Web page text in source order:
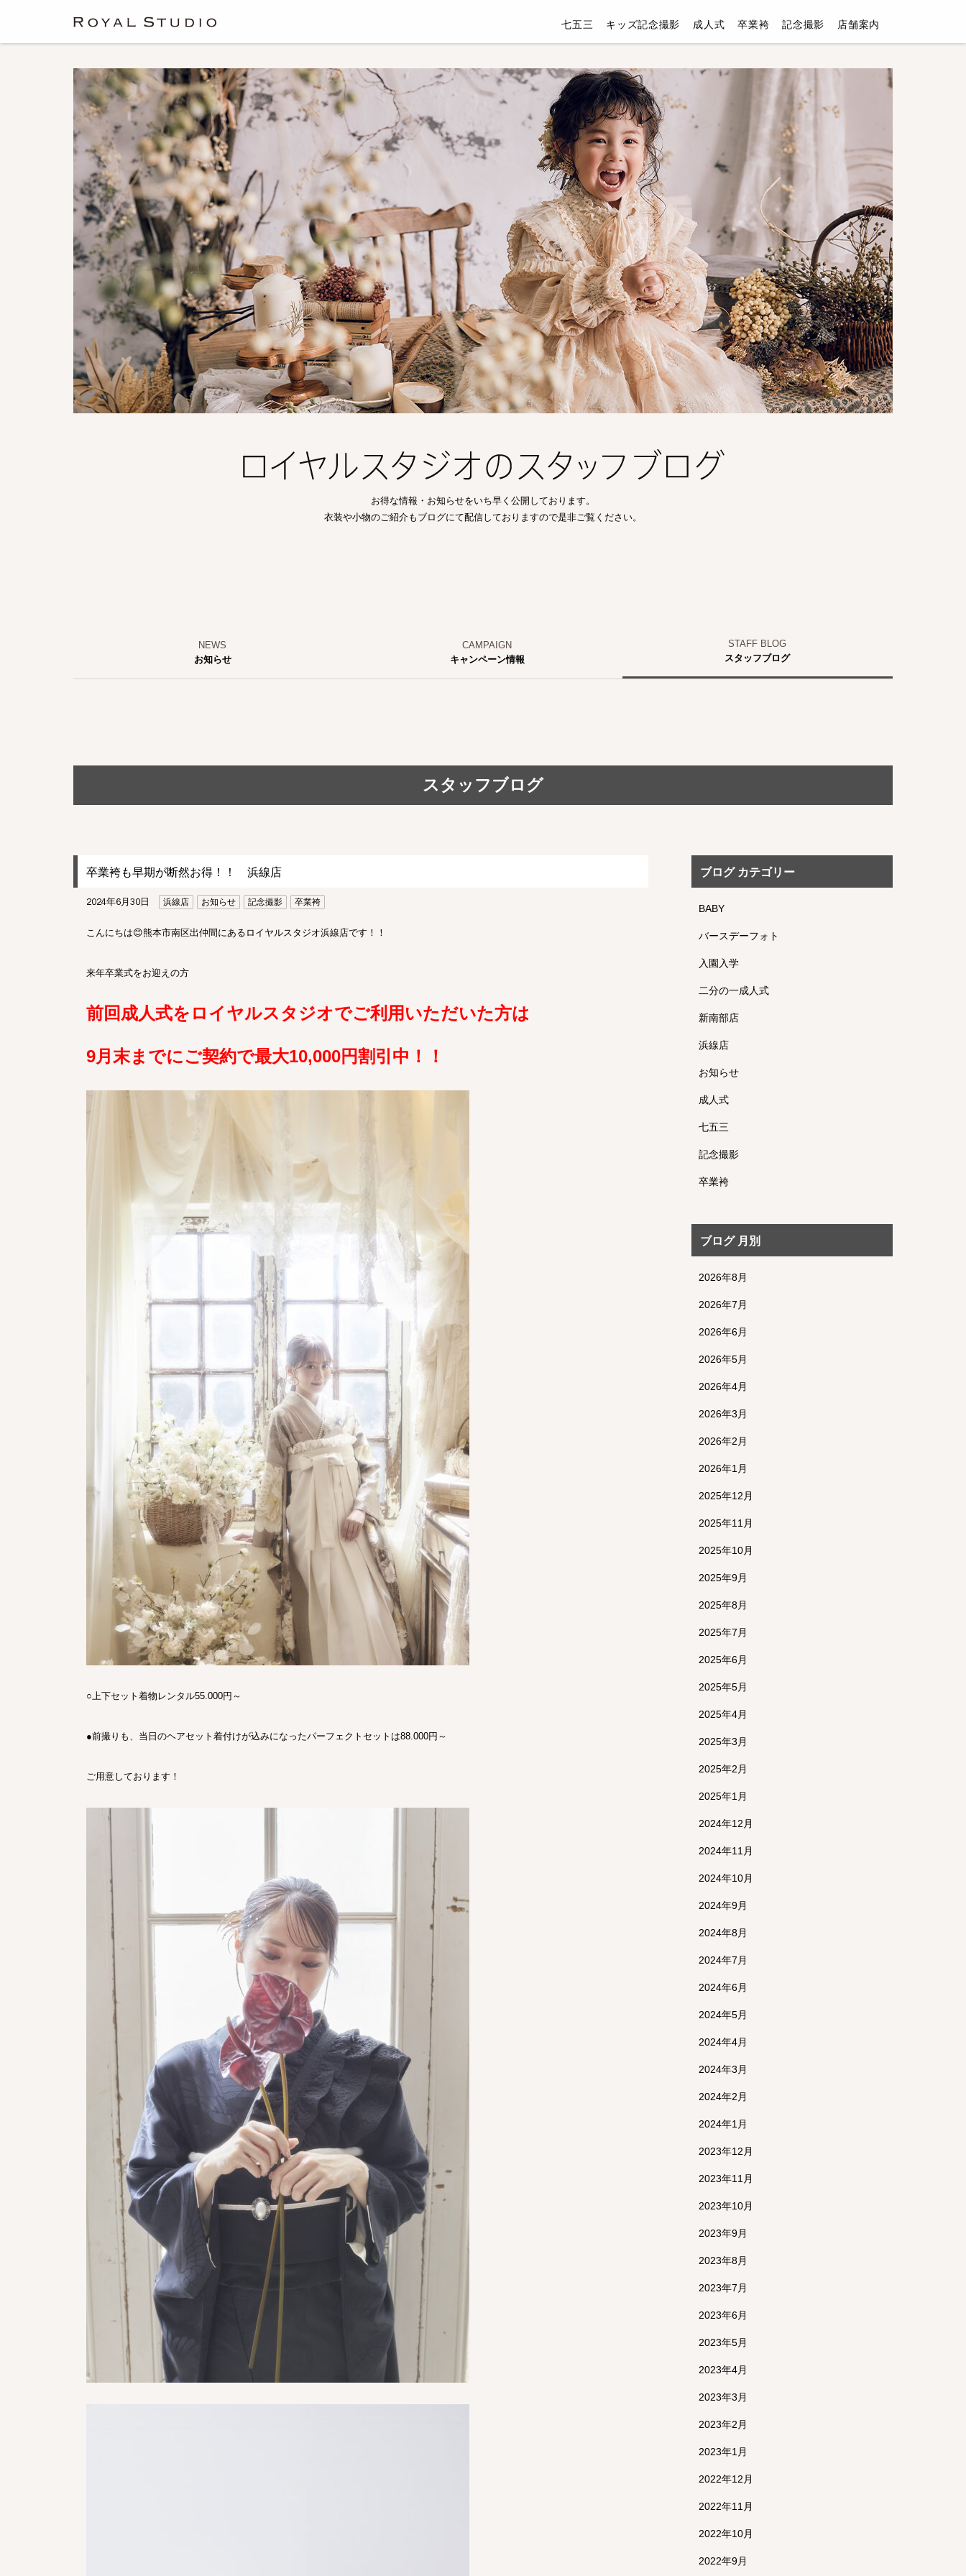
店舗案内
記念撮影
卒業袴
成人式
キッズ記念撮影
七五三
お得な情報・お知らせをいち早く公開しております。
衣装や小物のご紹介もブログにて配信しておりますので是非ご覧ください。
お知らせ キャンペーン情報 スタッフブログ
スタッフブログ
卒業袴も早期が断然お得！！ 浜線店
2024年6月30日 浜線店 お知らせ 記念撮影 卒業袴
こんにちは😊熊本市南区出仲間にあるロイヤルスタジオ浜線店です！！
来年卒業式をお迎えの方
前回成人式をロイヤルスタジオでご利用いただいた方は
9月末までにご契約で最大10,000円割引中！！
○上下セット着物レンタル55.000円～
●前撮りも、当日のヘアセット着付けが込みになったパーフェクトセットは88.000円～
ご用意しております！
ブログ カテゴリー
BABY
バースデーフォト
入園入学
二分の一成人式
新南部店
浜線店
お知らせ
成人式
七五三
記念撮影
卒業袴
ブログ 月別
2026年8月
2026年7月
2026年6月
2026年5月
2026年4月
2026年3月
2026年2月
2026年1月
2025年12月
2025年11月
2025年10月
2025年9月
2025年8月
2025年7月
2025年6月
2025年5月
2025年4月
2025年3月
2025年2月
2025年1月
2024年12月
2024年11月
2024年10月
2024年9月
2024年8月
2024年7月
2024年6月
2024年5月
2024年4月
2024年3月
2024年2月
2024年1月
2023年12月
2023年11月
2023年10月
2023年9月
2023年8月
2023年7月
2023年6月
2023年5月
2023年4月
2023年3月
2023年2月
2023年1月
2022年12月
2022年11月
2022年10月
2022年9月